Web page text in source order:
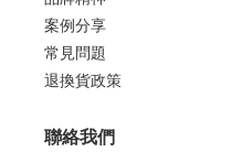
案例分享
常見問題
退換貨政策
聯絡我們